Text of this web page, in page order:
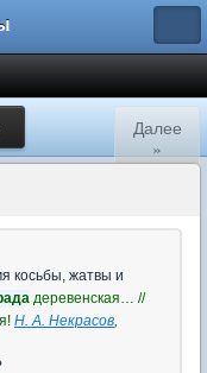
Далее
»
косьбы, жатвы и
деревенская… //
Н. А. Некрасов,